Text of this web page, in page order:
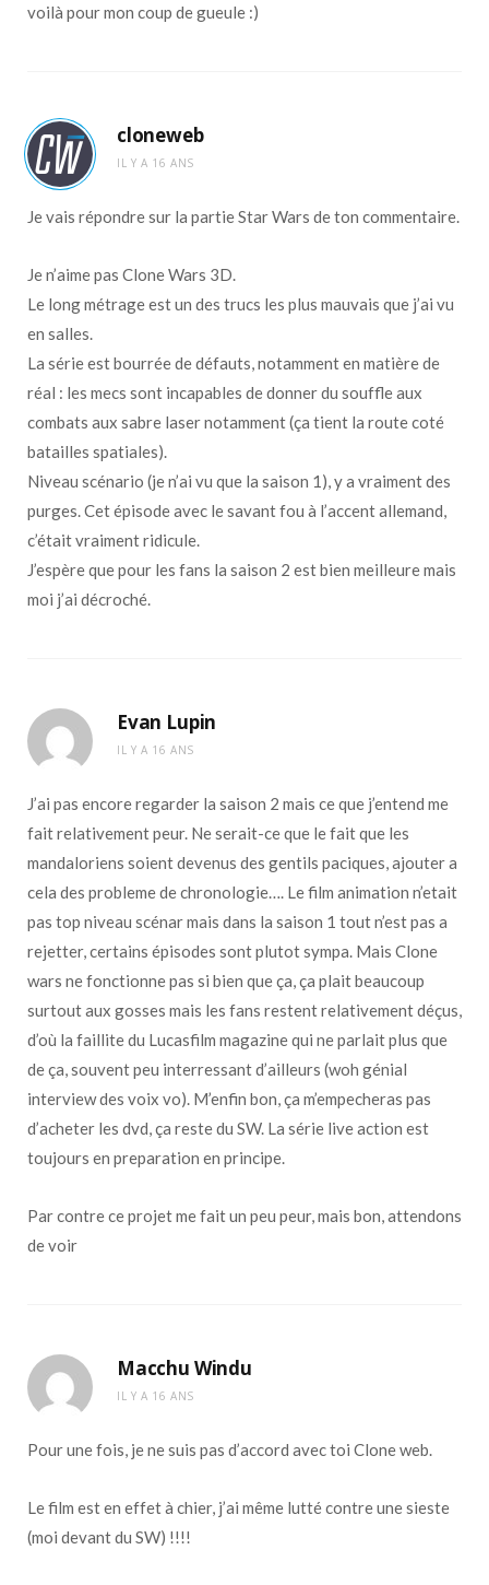
voilà pour mon coup de gueule :)
cloneweb
IL Y A 16 ANS
Je vais répondre sur la partie Star Wars de ton commentaire.
Je n’aime pas Clone Wars 3D.
Le long métrage est un des trucs les plus mauvais que j’ai vu
en salles.
La série est bourrée de défauts, notamment en matière de
réal : les mecs sont incapables de donner du souffle aux
combats aux sabre laser notamment (ça tient la route coté
batailles spatiales).
Niveau scénario (je n’ai vu que la saison 1), y a vraiment des
purges. Cet épisode avec le savant fou à l’accent allemand,
c’était vraiment ridicule.
J’espère que pour les fans la saison 2 est bien meilleure mais
moi j’ai décroché.
Evan Lupin
IL Y A 16 ANS
J’ai pas encore regarder la saison 2 mais ce que j’entend me
fait relativement peur. Ne serait-ce que le fait que les
mandaloriens soient devenus des gentils paciques, ajouter a
cela des probleme de chronologie…. Le film animation n’etait
pas top niveau scénar mais dans la saison 1 tout n’est pas a
rejetter, certains épisodes sont plutot sympa. Mais Clone
wars ne fonctionne pas si bien que ça, ça plait beaucoup
surtout aux gosses mais les fans restent relativement déçus,
d’où la faillite du Lucasfilm magazine qui ne parlait plus que
de ça, souvent peu interressant d’ailleurs (woh génial
interview des voix vo). M’enfin bon, ça m’empecheras pas
d’acheter les dvd, ça reste du SW. La série live action est
toujours en preparation en principe.
Par contre ce projet me fait un peu peur, mais bon, attendons
de voir
Macchu Windu
IL Y A 16 ANS
Pour une fois, je ne suis pas d’accord avec toi Clone web.
Le film est en effet à chier, j’ai même lutté contre une sieste
(moi devant du SW) !!!!